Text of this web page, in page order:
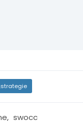
, swocc